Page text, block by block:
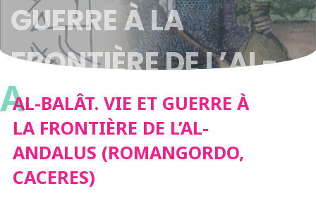
GUERRE À LA
FRONTIÈRE DE L’AL-
ANDALUS
(ROMANGORDO,
CACERES)
AAL-BALÂT. VIE ET GUERRE À
LA FRONTIÈRE DE L’AL-
ANDALUS (ROMANGORDO,
CACERES)